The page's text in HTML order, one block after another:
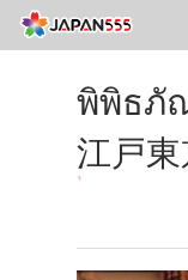
พิพิธภั
江戸